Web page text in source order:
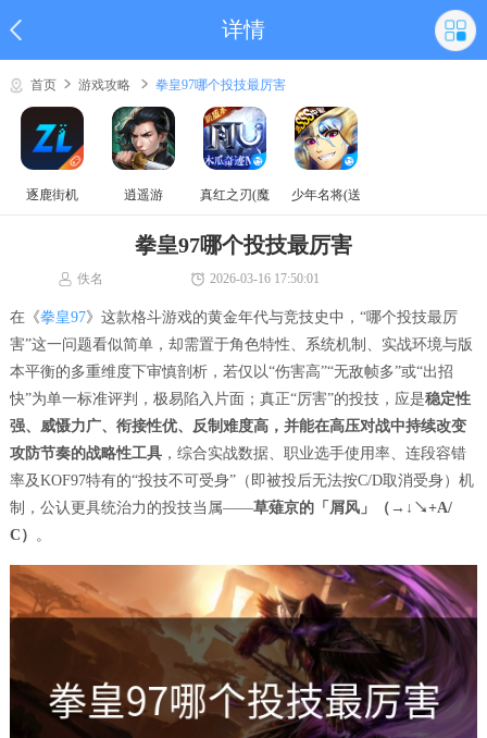
详情
首页 游戏攻略 拳皇97哪个投技最厉害
逐鹿街机 逍遥游
真红之刃(魔
少年名将(送
拳皇97哪个投技最厉害
佚名 2026-03-16 17:50:01
在《拳皇97》这款格斗游戏的黄金年代与竞技史中，“哪个投技最厉
害”这一问题看似简单，却需置于角色特性、系统机制、实战环境与版
本平衡的多重维度下审慎剖析，若仅以“伤害高”“无敌帧多”或“出招
快”为单一标准评判，极易陷入片面；真正“厉害”的投技，应是稳定性
强、威慑力广、衔接性优、反制难度高，并能在高压对战中持续改变
攻防节奏的战略性工具，综合实战数据、职业选手使用率、连段容错
率及KOF97特有的“投技不可受身”（即被投后无法按C/D取消受身）机
制，公认更具统治力的投技当属——草薙京的「屑风」（→↓↘+A/
C） 。